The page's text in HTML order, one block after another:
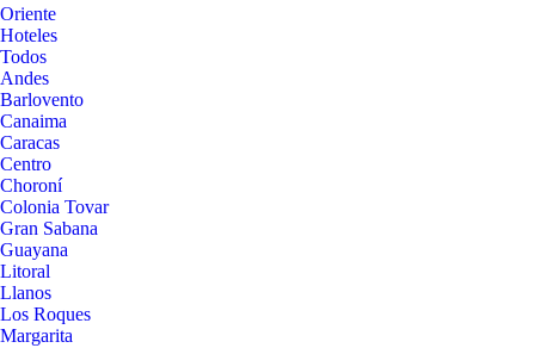
Oriente
Hoteles
Todos
Andes
Barlovento
Canaima
Caracas
Centro
Choroní
Colonia Tovar
Gran Sabana
Guayana
Litoral
Llanos
Los Roques
Margarita